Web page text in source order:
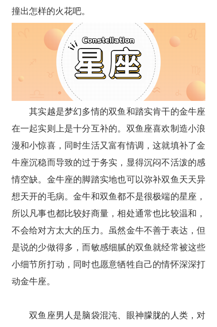
撞出怎样的火花吧。
其实越是梦幻多情的双鱼和踏实肯干的金牛座
在一起实则上是十分互补的。 双鱼座喜欢制造小浪
漫和小惊喜，同时生活又富有情调，这就填补了金
牛座沉稳而导致的过于务实，显得沉闷不活泼的感
情空缺。金牛座的脚踏实地也可以弥补双鱼天天异
想天开的毛病。金牛和双鱼都不是很极端的星座 ，
所以凡事也都比较好商量，相处通常也比较温和，
不会给对方太大的压力。虽然金牛不善于表达，但
是说的少做得多，而敏感细腻的双鱼就经常被这些
小细节所打动，同时也愿意牺牲自己的情怀深深打
动金牛座。
双鱼座男人是脑袋混沌、眼神朦胧的人类，对